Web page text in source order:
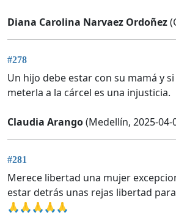
Diana Carolina Narvaez Ordoñez
#278
Un hijo debe estar con su mamá y
meterla a la cárcel es una injusticia.
Claudia Arango(Medellín, 2025-04-
#281
Merece libertad una mujer
estar detrás unas rejas libertad
🙏🙏🙏🙏🙏